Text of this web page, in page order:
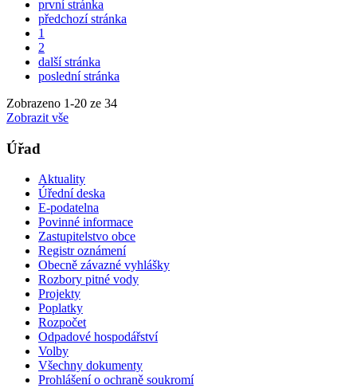
první stránka
předchozí stránka
1
2
další stránka
poslední stránka
Zobrazeno 1-20 ze 34
Zobrazit vše
Úřad
Aktuality
Úřední deska
E-podatelna
Povinné informace
Zastupitelstvo obce
Registr oznámení
Obecně závazné vyhlášky
Rozbory pitné vody
Projekty
Poplatky
Rozpočet
Odpadové hospodářství
Volby
Všechny dokumenty
Prohlášení o ochraně soukromí